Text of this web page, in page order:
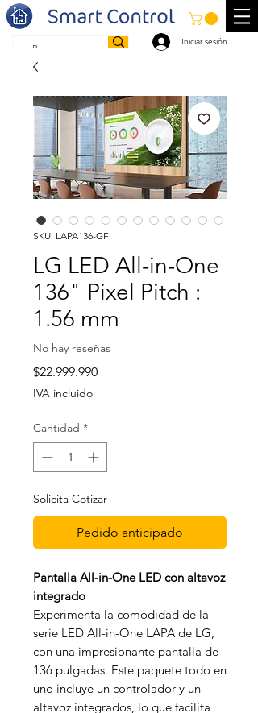
Iniciar sesión
SKU: LAPA136-GF
LG LED All-in-One
136" Pixel Pitch :
1.56 mm
No hay reseñas
$22.999.990Precio
IVA incluido
Cantidad *
Solicita Cotizar
Pedido anticipado
Pantalla All-in-One LED con altavoz
integrado
Experimenta la comodidad de la
serie LED All-in-One LAPA de LG,
con una impresionante pantalla de
136 pulgadas. Este paquete todo en
uno incluye un controlador y un
altavoz integrados, lo que facilita